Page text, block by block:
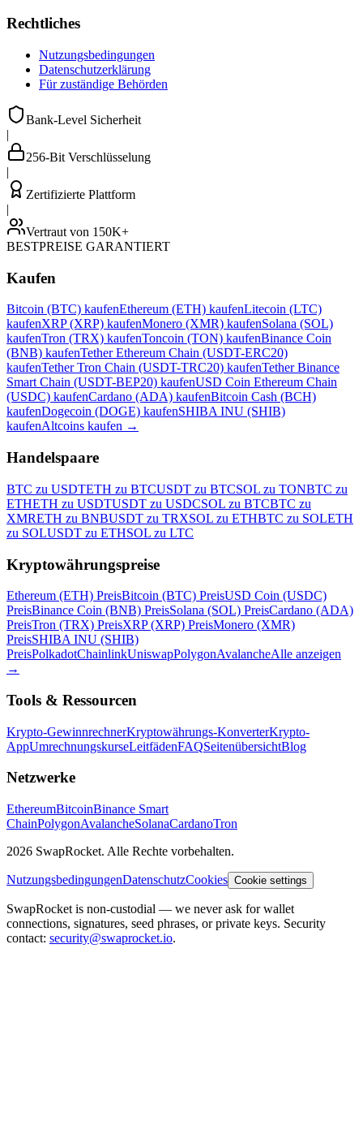
Rechtliches
Nutzungsbedingungen
Datenschutzerklärung
Für zuständige Behörden
Bank-Level Sicherheit
|
256-Bit Verschlüsselung
|
Zertifizierte Plattform
|
Vertraut von 150K+
BESTPREISE GARANTIERT
Kaufen
Bitcoin (BTC) kaufenEthereum (ETH) kaufenLitecoin (LTC)
kaufenXRP (XRP) kaufenMonero (XMR) kaufenSolana (SOL)
kaufenTron (TRX) kaufenToncoin (TON) kaufenBinance Coin
(BNB) kaufenTether Ethereum Chain (USDT-ERC20)
kaufenTether Tron Chain (USDT-TRC20) kaufenTether Binance
Smart Chain (USDT-BEP20) kaufenUSD Coin Ethereum Chain
(USDC) kaufenCardano (ADA) kaufenBitcoin Cash (BCH)
kaufenDogecoin (DOGE) kaufenSHIBA INU (SHIB)
kaufenAltcoins kaufen →
Handelspaare
BTC zu USDTETH zu BTCUSDT zu BTCSOL zu TONBTC zu
ETHETH zu USDTUSDT zu USDCSOL zu BTCBTC zu
XMRETH zu BNBUSDT zu TRXSOL zu ETHBTC zu SOLETH
zu SOLUSDT zu ETHSOL zu LTC
Kryptowährungspreise
Ethereum (ETH) PreisBitcoin (BTC) PreisUSD Coin (USDC)
PreisBinance Coin (BNB) PreisSolana (SOL) PreisCardano (ADA)
PreisTron (TRX) PreisXRP (XRP) PreisMonero (XMR)
PreisSHIBA INU (SHIB)
PreisPolkadotChainlinkUniswapPolygonAvalancheAlle anzeigen
→
Tools & Ressourcen
Krypto-GewinnrechnerKryptowährungs-KonverterKrypto-
AppUmrechnungskurseLeitfädenFAQSeitenübersichtBlog
Netzwerke
EthereumBitcoinBinance Smart
ChainPolygonAvalancheSolanaCardanoTron
2026 SwapRocket. Alle Rechte vorbehalten.
NutzungsbedingungenDatenschutzCookies Cookie settings
SwapRocket is non-custodial — we never ask for wallet
connections, signatures, seed phrases, or private keys. Security
contact: security@swaprocket.io.